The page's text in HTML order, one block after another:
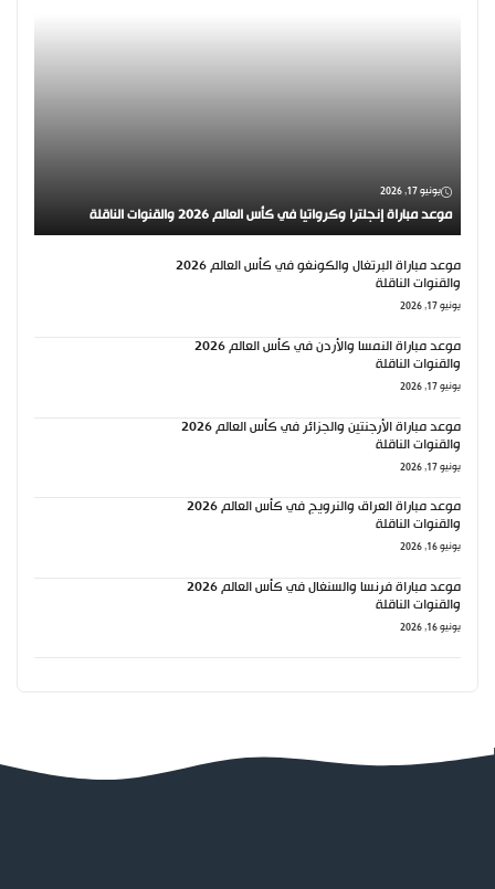
يونيو 17, 2026
موعد مباراة إنجلترا وكرواتيا في كأس العالم 2026 والقنوات الناقلة
موعد مباراة البرتغال والكونغو في كأس العالم 2026
والقنوات الناقلة
يونيو 17, 2026
موعد مباراة النمسا والأردن في كأس العالم 2026
والقنوات الناقلة
يونيو 17, 2026
موعد مباراة الأرجنتين والجزائر في كأس العالم 2026
والقنوات الناقلة
يونيو 17, 2026
موعد مباراة العراق والنرويج في كأس العالم 2026
والقنوات الناقلة
يونيو 16, 2026
موعد مباراة فرنسا والسنغال في كأس العالم 2026
والقنوات الناقلة
يونيو 16, 2026